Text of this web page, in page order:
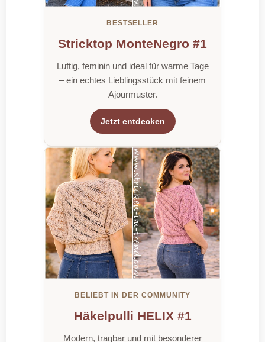
BESTSELLER
Stricktop MonteNegro #1
Luftig, feminin und ideal für warme Tage
– ein echtes Lieblingsstück mit feinem
Ajourmuster.
Jetzt entdecken
BELIEBT IN DER COMMUNITY
Häkelpulli HELIX #1
Modern, tragbar und mit besonderer